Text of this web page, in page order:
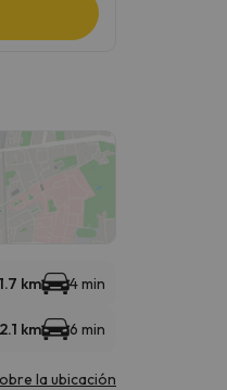
1.7 km 4 min
2.1 km 6 min
la ubicación